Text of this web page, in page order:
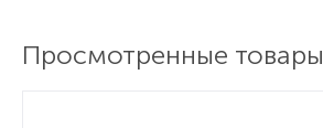
Просмотренные товары